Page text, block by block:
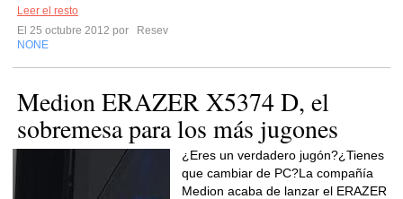
Leer el resto
El 25 octubre 2012 por
Resev
NONE
Medion ERAZER X5374 D, el
sobremesa para los más jugones
¿Eres un verdadero jugón?¿Tienes
que cambiar de PC?La compañía
Medion acaba de lanzar el ERAZER